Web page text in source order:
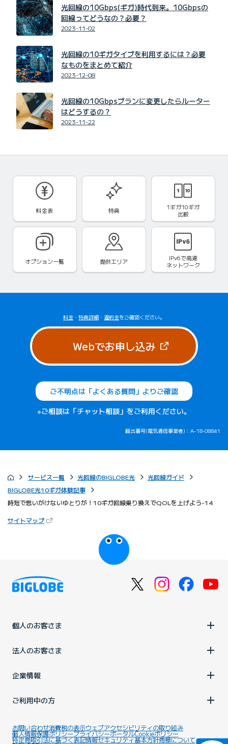
光回線の10Gbps(ギガ)時代到来。10Gbpsの
回線ってどうなの？必要？
2023-11-02
光回線の10ギガタイプを利用するには？必要
なものをまとめて紹介
2023-12-08
光回線の10Gbpsプランに変更したらルーター
はどうするの？
2023-11-22
料金表 特典
1ギガ10ギガ
比較
オプション一覧 提供エリア IPv6で高速
ネットワーク
料金 ・ 特典詳細 ・ 違約金をご確認ください。
Webでお申し込み（新しいタブ
ご不明点は「よくある質問」よりご確認
※ご相談は「チャット相談」をご利用ください。
届出番号(電気通信事業者)：A-18-08841
サービス一覧 光回線のBIGLOBE光
光回線ガイド
BIGLOBE光10ギガ体験記事
時短で思いがけないゆとりが！10ギガ回線乗り換えでQOLを上げよう-14
サイトマップ（新しいタブで開きます）
びっぷるのページ
個人のお客さま
法人のお客さま
企業情報
ご利用中の方
お問い合わせ消費税の表示ウェブアクセシビリティの取り組み
個人情報保護ポリシープライバシーポータルCookieポリシー
特定商取引法に基づく表記情報セキュリティ基本方針商標について